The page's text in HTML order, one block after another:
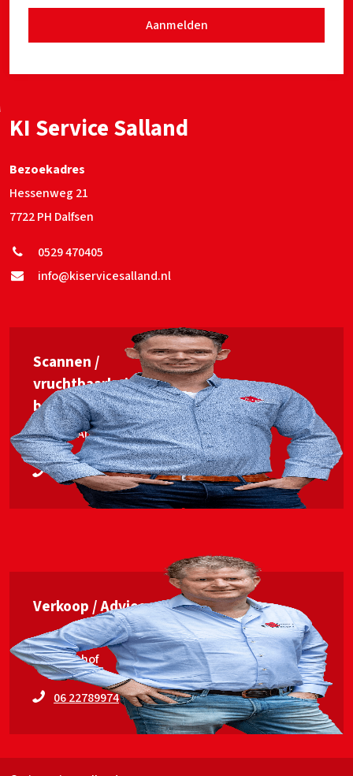
Aanmelden
KI Service Salland
Bezoekadres
Hessenweg 21
7722 PH Dalfsen
0529 470405
info@kiservicesalland.nl
Scannen /
vruchtbaarheids­
begeleiding
Jan van Ankum
06 53563448
Verkoop / Advies
Erwin Elshof
06 22789974